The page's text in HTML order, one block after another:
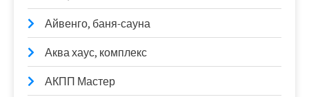
Айвенго, баня-сауна
Аква хаус, комплекс
АКПП Мастер